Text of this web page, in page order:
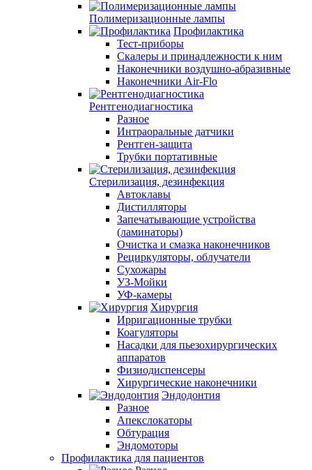
Полимеризационные лампы
Профилактика
Тест-приборы
Скалеры и принадлежности к ним
Наконечники воздушно-абразивные
Наконечники Air-Flo
Рентгенодиагностика
Разное
Интраоральные датчики
Рентген-защита
Трубки портативные
Стерилизация, дезинфекция
Автоклавы
Дистилляторы
Запечатывающие устройства
(ламинаторы)
Очистка и смазка наконечников
Рециркуляторы, облучатели
Сухожары
УЗ-Мойки
УФ-камеры
Хирургия
Ирригационные трубки
Коагуляторы
Насадки для пьезохирургических
аппаратов
Физиодиспенсеры
Хирургические наконечники
Эндодонтия
Разное
Апекслокаторы
Обтурация
Эндомоторы
Профилактика для пациентов